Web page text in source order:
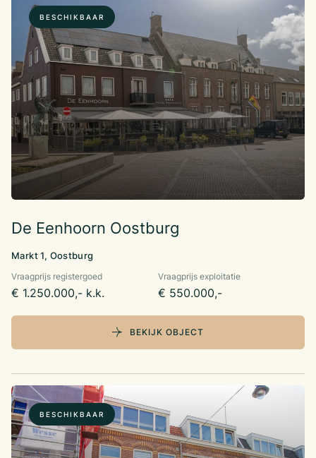
BESCHIKBAAR
De Eenhoorn Oostburg
Markt 1, Oostburg
Vraagprijs registergoed
€ 1.250.000,- k.k.
Vraagprijs exploitatie
€ 550.000,-
BEKIJK OBJECT
BESCHIKBAAR